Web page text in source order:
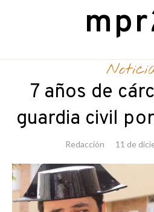
7 años de
guardia civil
Redacción 11 de